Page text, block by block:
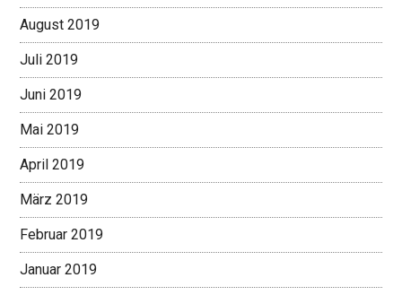
August 2019
Juli 2019
Juni 2019
Mai 2019
April 2019
März 2019
Februar 2019
Januar 2019